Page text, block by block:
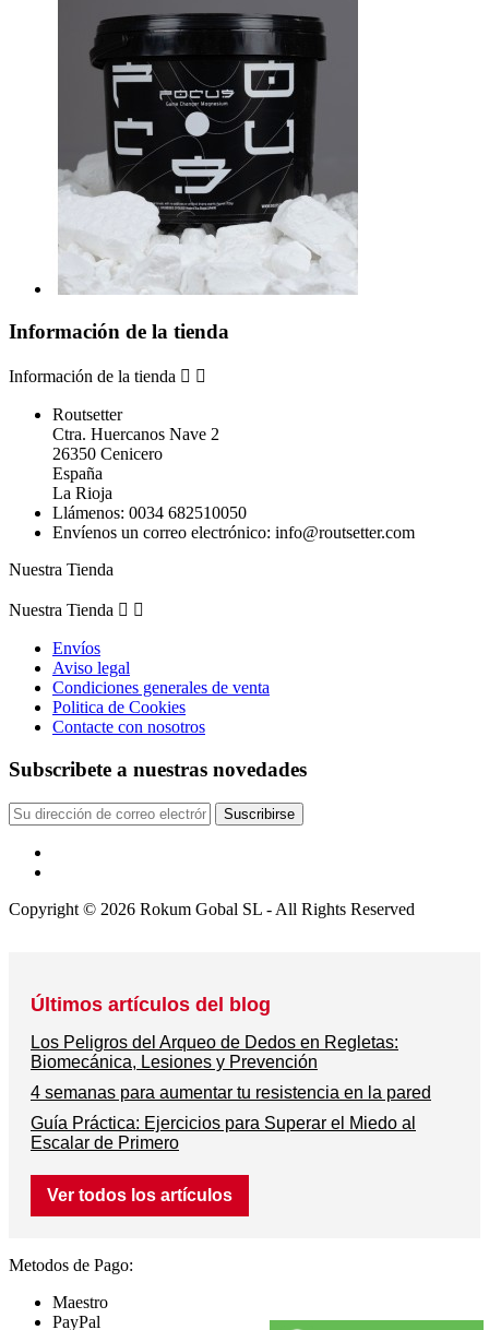
Información de la tienda
Información de la tienda  
Routsetter
Ctra. Huercanos Nave 2
26350 Cenicero
España
La Rioja
Llámenos: 0034 682510050
Envíenos un correo electrónico: info@routsetter.com
Nuestra Tienda
Nuestra Tienda  
Envíos
Aviso legal
Condiciones generales de venta
Politica de Cookies
Contacte con nosotros
Subscribete a nuestras novedades
Suscribirse
Copyright © 2026 Rokum Gobal SL - All Rights Reserved
Últimos artículos del blog
Los Peligros del Arqueo de Dedos en Regletas:
Biomecánica, Lesiones y Prevención
4 semanas para aumentar tu resistencia en la pared
Guía Práctica: Ejercicios para Superar el Miedo al
Escalar de Primero
Ver todos los artículos
Metodos de Pago:
Maestro
PayPal